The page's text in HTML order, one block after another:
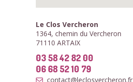
Le Clos Vercheron
1364, chemin du Vercheron
71110 ARTAIX
03 58 42 82 00
06 68 52 10 79
contact@leclosvercheron.fr